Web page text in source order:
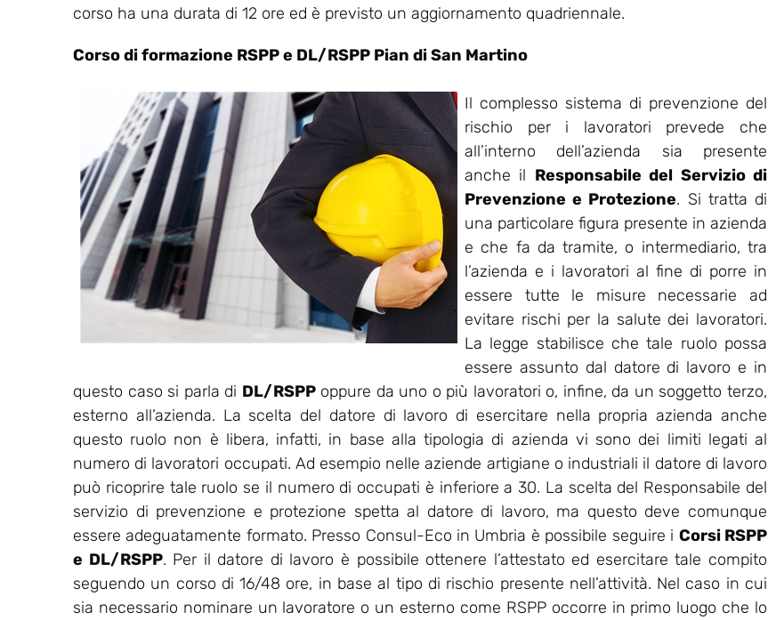
corso ha una durata di 12 ore ed è previsto un aggiornamento quadriennale.
Corso di formazione RSPP e DL/RSPP Pian di San Martino
Il complesso sistema di prevenzione del
rischio per i lavoratori prevede che
all’interno dell’azienda sia presente
anche il Responsabile del Servizio di
Prevenzione e Protezione. Si tratta di
una particolare figura presente in azienda
e che fa da tramite, o intermediario, tra
l’azienda e i lavoratori al fine di porre in
essere tutte le misure necessarie ad
evitare rischi per la salute dei lavoratori.
La legge stabilisce che tale ruolo possa
essere assunto dal datore di lavoro e in
questo caso si parla di DL/RSPPoppure da uno o più lavoratori o, infine, da un soggetto terzo,
esterno all’azienda. La scelta del datore di lavoro di esercitare nella propria azienda anche
questo ruolo non è libera, infatti, in base alla tipologia di azienda vi sono dei limiti legati al
numero di lavoratori occupati. Ad esempio nelle aziende artigiane o industriali il datore di lavoro
può ricoprire tale ruolo se il numero di occupati è inferiore a 30. La scelta del Responsabile del
servizio di prevenzione e protezione spetta al datore di lavoro, ma questo deve comunque
essere adeguatamente formato. Presso Consul-Eco in Umbria è possibile seguire i Corsi RSPP
e DL/RSPP. Per il datore di lavoro è possibile ottenere l’attestato ed esercitare tale compito
seguendo un corso di 16/48 ore, in base al tipo di rischio presente nell’attività. Nel caso in cui
sia necessario nominare un lavoratore o un esterno come RSPP occorre in primo luogo che lo